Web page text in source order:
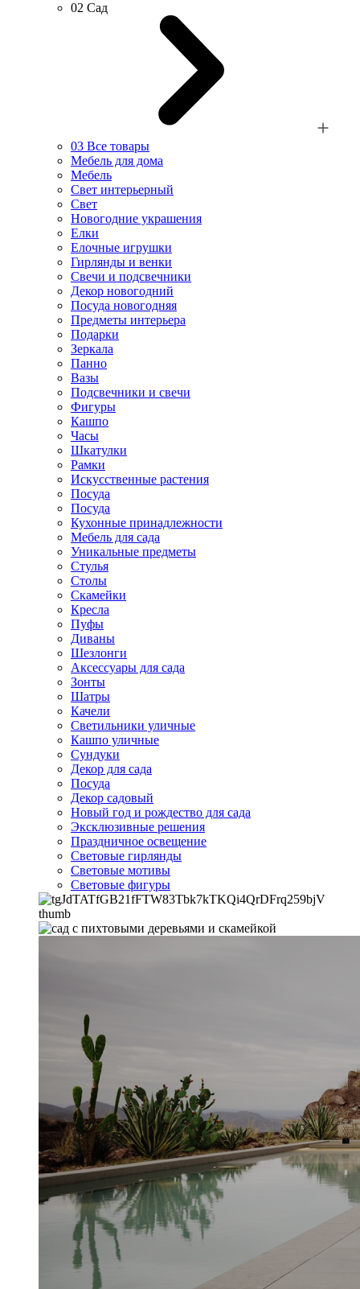
02 Сад
03 Все товары
Мебель для дома
Мебель
Свет интерьерный
Свет
Новогодние украшения
Елки
Елочные игрушки
Гирлянды и венки
Свечи и подсвечники
Декор новогодний
Посуда новогодняя
Предметы интерьера
Подарки
Зеркала
Панно
Вазы
Подсвечники и свечи
Фигуры
Кашпо
Часы
Шкатулки
Рамки
Искусственные растения
Посуда
Посуда
Кухонные принадлежности
Мебель для сада
Уникальные предметы
Стулья
Столы
Скамейки
Кресла
Пуфы
Диваны
Шезлонги
Аксессуары для сада
Зонты
Шатры
Качели
Cветильники уличные
Кашпо уличные
Сундуки
Декор для сада
Посуда
Декор садовый
Новый год и рождество для сада
Эксклюзивные решения
Праздничное освещение
Световые гирлянды
Световые мотивы
Световые фигуры